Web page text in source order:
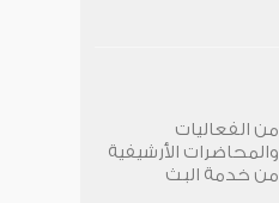
من الفعاليات
والمحاضرات الأرشيفية
من خدمة البث